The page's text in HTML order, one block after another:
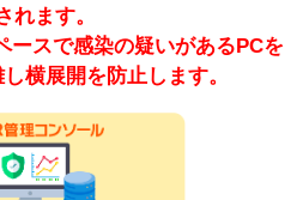
れます。
ースで感染の疑いがあるPCを
横展開を防止します。